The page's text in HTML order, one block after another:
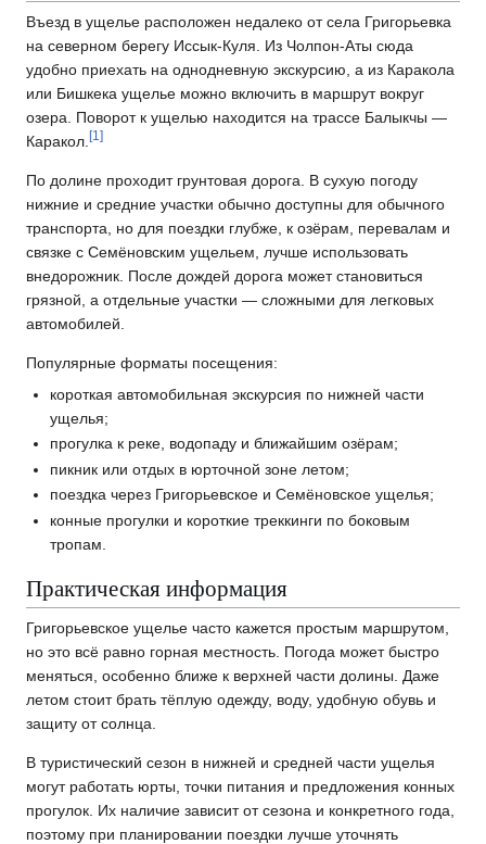
Въезд в ущелье расположен недалеко от села Григорьевка
на северном берегу Иссык-Куля. Из Чолпон-Аты сюда
удобно приехать на однодневную экскурсию, а из Каракола
или Бишкека ущелье можно включить в маршрут вокруг
озера. Поворот к ущелью находится на трассе Балыкчы —
Каракол. [1 ]
По долине проходит грунтовая дорога. В сухую погоду
нижние и средние участки обычно доступны для обычного
транспорта, но для поездки глубже, к озёрам, перевалам и
связке с Семёновским ущельем, лучше использовать
внедорожник. После дождей дорога может становиться
грязной, а отдельные участки — сложными для легковых
автомобилей.
Популярные форматы посещения:
короткая автомобильная экскурсия по нижней части
ущелья;
прогулка к реке, водопаду и ближайшим озёрам;
пикник или отдых в юрточной зоне летом;
поездка через Григорьевское и Семёновское ущелья;
конные прогулки и короткие треккинги по боковым
тропам.
Практическая информация
Григорьевское ущелье часто кажется простым маршрутом,
но это всё равно горная местность. Погода может быстро
меняться, особенно ближе к верхней части долины. Даже
летом стоит брать тёплую одежду, воду, удобную обувь и
защиту от солнца.
В туристический сезон в нижней и средней части ущелья
могут работать юрты, точки питания и предложения конных
прогулок. Их наличие зависит от сезона и конкретного года,
поэтому при планировании поездки лучше уточнять